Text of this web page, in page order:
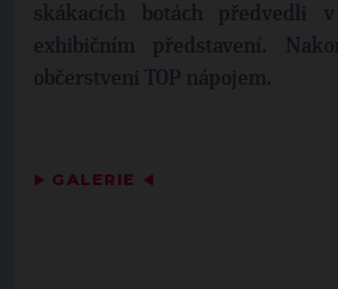
skákacích botách předvedli v
exhibičním představení.
občerstveni TOP nápojem.
▶ GALERIE ◀